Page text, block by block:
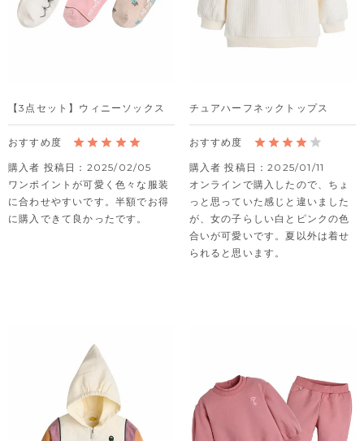
【3点セット】ウィニーソックス
購入者 投稿日
2025/02/05
ワンポイントが可愛く色々な服装
に合わせやすいです。半額でお得
に購入できて良かったです。
チュアハーフネックトップス
購入者 投稿日
2025/01/11
オンラインで購入したので、ちょ
っと思っていた感じと違いました
が、女の子らしい白とピンクの色
合いが可愛いです。夏以外は着せ
られると思います。